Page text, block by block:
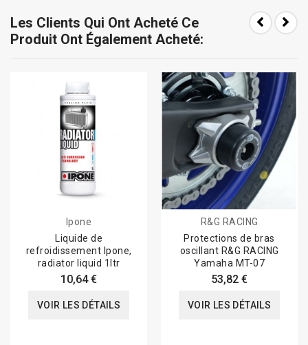
Les Clients Qui Ont Acheté Ce
Produit Ont Également Acheté:
Ipone
Liquide de
refroidissement Ipone,
radiator liquid 1ltr
10,64 €
VOIR LES DÉTAILS
R&G RACING
Protections de bras
oscillant R&G RACING
Yamaha MT-07
53,82 €
VOIR LES DÉTAILS